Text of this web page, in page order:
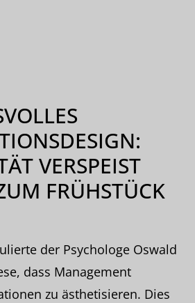
VERSPEIST
FRÜHSTÜCK
der Psychologe Oswald
dass Management
zu ästhetisieren. Dies